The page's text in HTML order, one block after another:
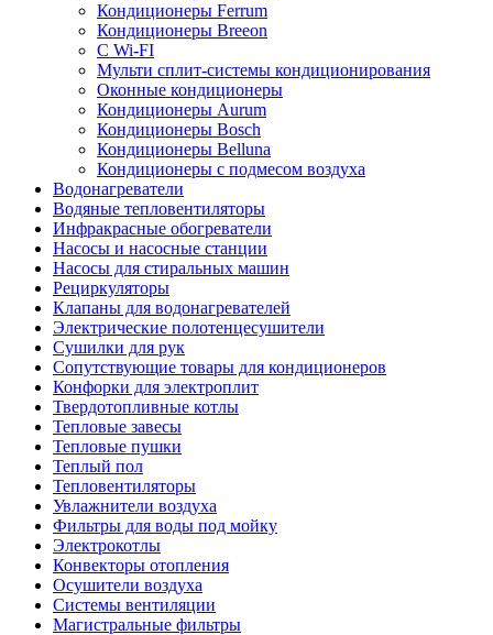
Кондиционеры Ferrum
Кондиционеры Breeon
С Wi-FI
Мульти сплит-системы кондиционирования
Оконные кондиционеры
Кондиционеры Aurum
Кондиционеры Bosch
Кондиционеры Belluna
Кондиционеры с подмесом воздуха
Водонагреватели
Водяные тепловентиляторы
Инфракрасные обогреватели
Насосы и насосные станции
Насосы для стиральных машин
Рециркуляторы
Клапаны для водонагревателей
Электрические полотенцесушители
Сушилки для рук
Сопутствующие товары для кондиционеров
Конфорки для электроплит
Твердотопливные котлы
Тепловые завесы
Тепловые пушки
Теплый пол
Тепловентиляторы
Увлажнители воздуха
Фильтры для воды под мойку
Электрокотлы
Конвекторы отопления
Осушители воздуха
Системы вентиляции
Магистральные фильтры